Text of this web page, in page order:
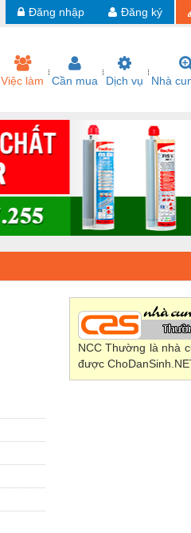
Đăng ký
Đăng nhập
Việc làm Cần mua Dịch vụ Nhà
NCC Thường là nhà
được